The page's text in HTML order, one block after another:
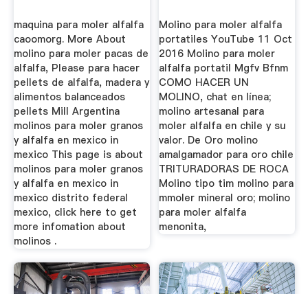
maquina para moler alfalfa
caoomorg. More About
molino para moler pacas de
alfalfa, Please para hacer
pellets de alfalfa, madera y
alimentos balanceados
pellets Mill Argentina
molinos para moler granos
y alfalfa en mexico in
mexico This page is about
molinos para moler granos
y alfalfa en mexico in
mexico distrito federal
mexico, click here to get
more infomation about
molinos .
Molino para moler alfalfa
portatiles YouTube 11 Oct
2016 Molino para moler
alfalfa portatil Mgfv Bfnm
COMO HACER UN
MOLINO, chat en línea;
molino artesanal para
moler alfalfa en chile y su
valor. De Oro molino
amalgamador para oro chile
TRITURADORAS DE ROCA
Molino tipo tim molino para
mmoler mineral oro; molino
para moler alfalfa
menonita,